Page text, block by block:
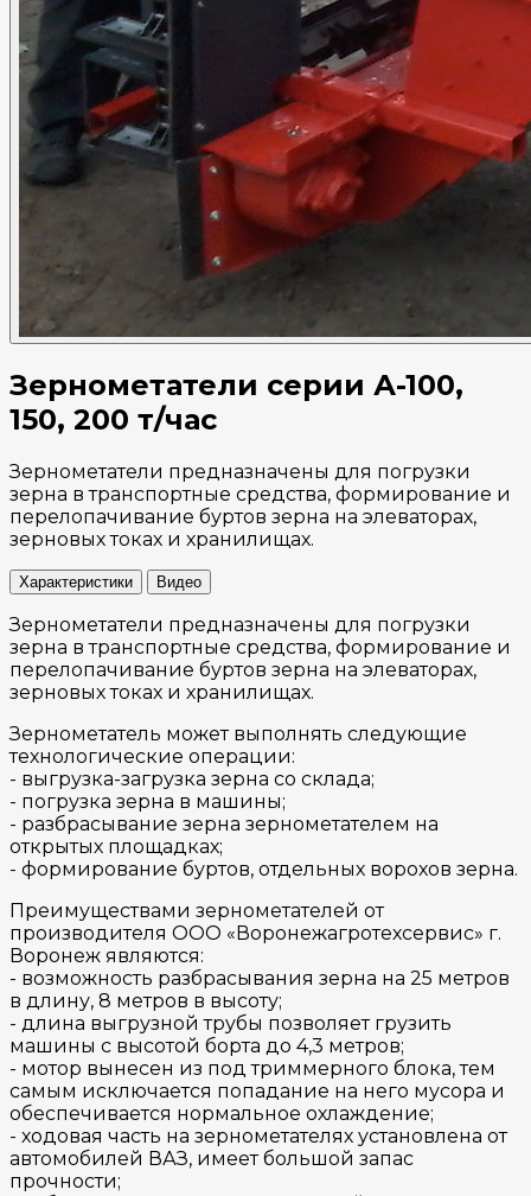
Зернометатели серии А-100,
150, 200 т/час
Зернометатели предназначены для погрузки
зерна в транспортные средства, формирование и
перелопачивание буртов зерна на элеваторах,
зерновых токах и хранилищах.
Характеристики Видео
Зернометатели предназначены для погрузки
зерна в транспортные средства, формирование и
перелопачивание буртов зерна на элеваторах,
зерновых токах и хранилищах.
Зернометатель может выполнять следующие
технологические операции:
- выгрузка-загрузка зерна со склада;
- погрузка зерна в машины;
- разбрасывание зерна зернометателем на
открытых площадках;
- формирование буртов, отдельных ворохов зерна.
Преимуществами зернометателей от
производителя ООО «Воронежагротехсервис» г.
Воронеж являются:
- возможность разбрасывания зерна на 25 метров
в длину, 8 метров в высоту;
- длина выгрузной трубы позволяет грузить
машины с высотой борта до 4,3 метров;
- мотор вынесен из под триммерного блока, тем
самым исключается попадание на него мусора и
обеспечивается нормальное охлаждение;
- ходовая часть на зернометателях установлена от
автомобилей ВАЗ, имеет большой запас
прочности;